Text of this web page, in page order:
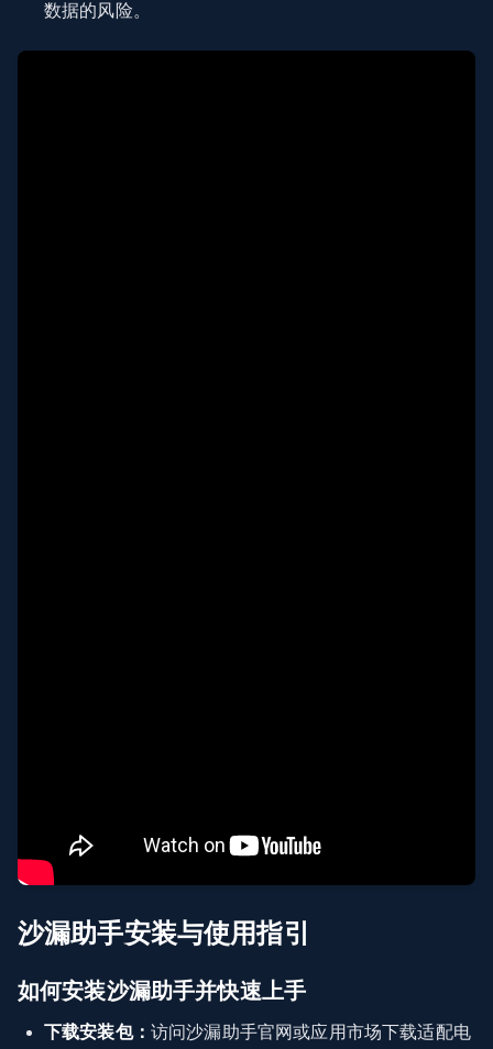
数据的风险。
沙漏助手安装与使用指引
如何安装沙漏助手并快速上手
下载安装包： 访问沙漏助手官网或应用市场下载适配电